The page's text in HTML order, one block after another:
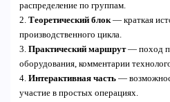
распределение по группам.
2. Теоретический блок— краткая
производственного цикла.
3. Практический маршрут— поход
оборудования, комментарии
4. Интерактивная часть—
участие в простых операциях.